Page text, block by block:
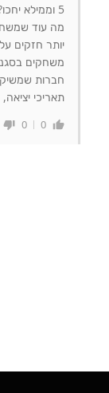
5 וממילא יחכו? לפחות אחד שאני יודע עליו.
יותר חזקים
חברות
תאריכי
0
0